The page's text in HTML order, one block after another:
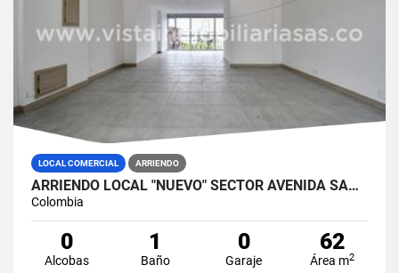
LOCAL COMERCIAL ARRIENDO
ARRIENDO LOCAL "NUEVO" SECTOR AVENIDA SANTANDER, MANIZALES
Colombia
0
Alcobas
1
Baño
0
Garaje
62
Área m2